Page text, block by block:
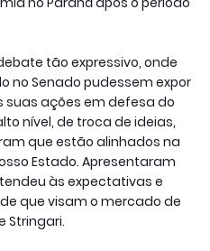
tão expressivo, onde
no Senado pudessem expor
ações em defesa do
nível, de troca de ideias,
que estão alinhados na
Estado. Apresentaram
às expectativas e
que visam o mercado de
Stringari.